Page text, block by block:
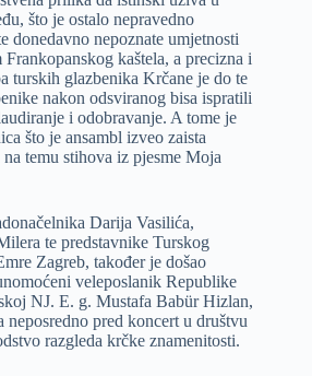
što je ostalo nepravedno
donedavno nepoznate umjetnosti
kaštela, a precizna i
turskih glazbenika Krčane je do te
nakon odsviranog bisa ispratili
i odobravanje. A tome je
što je ansambl izveo zaista
temu stihova iz pjesme Moja
Darija Vasilića,
te predstavnike Turskog
Zagreb, također je došao
veleposlanik Republike
NJ. E. g. Mustafa Babür Hizlan,
pred koncert u društvu
razgleda krčke znamenitosti.